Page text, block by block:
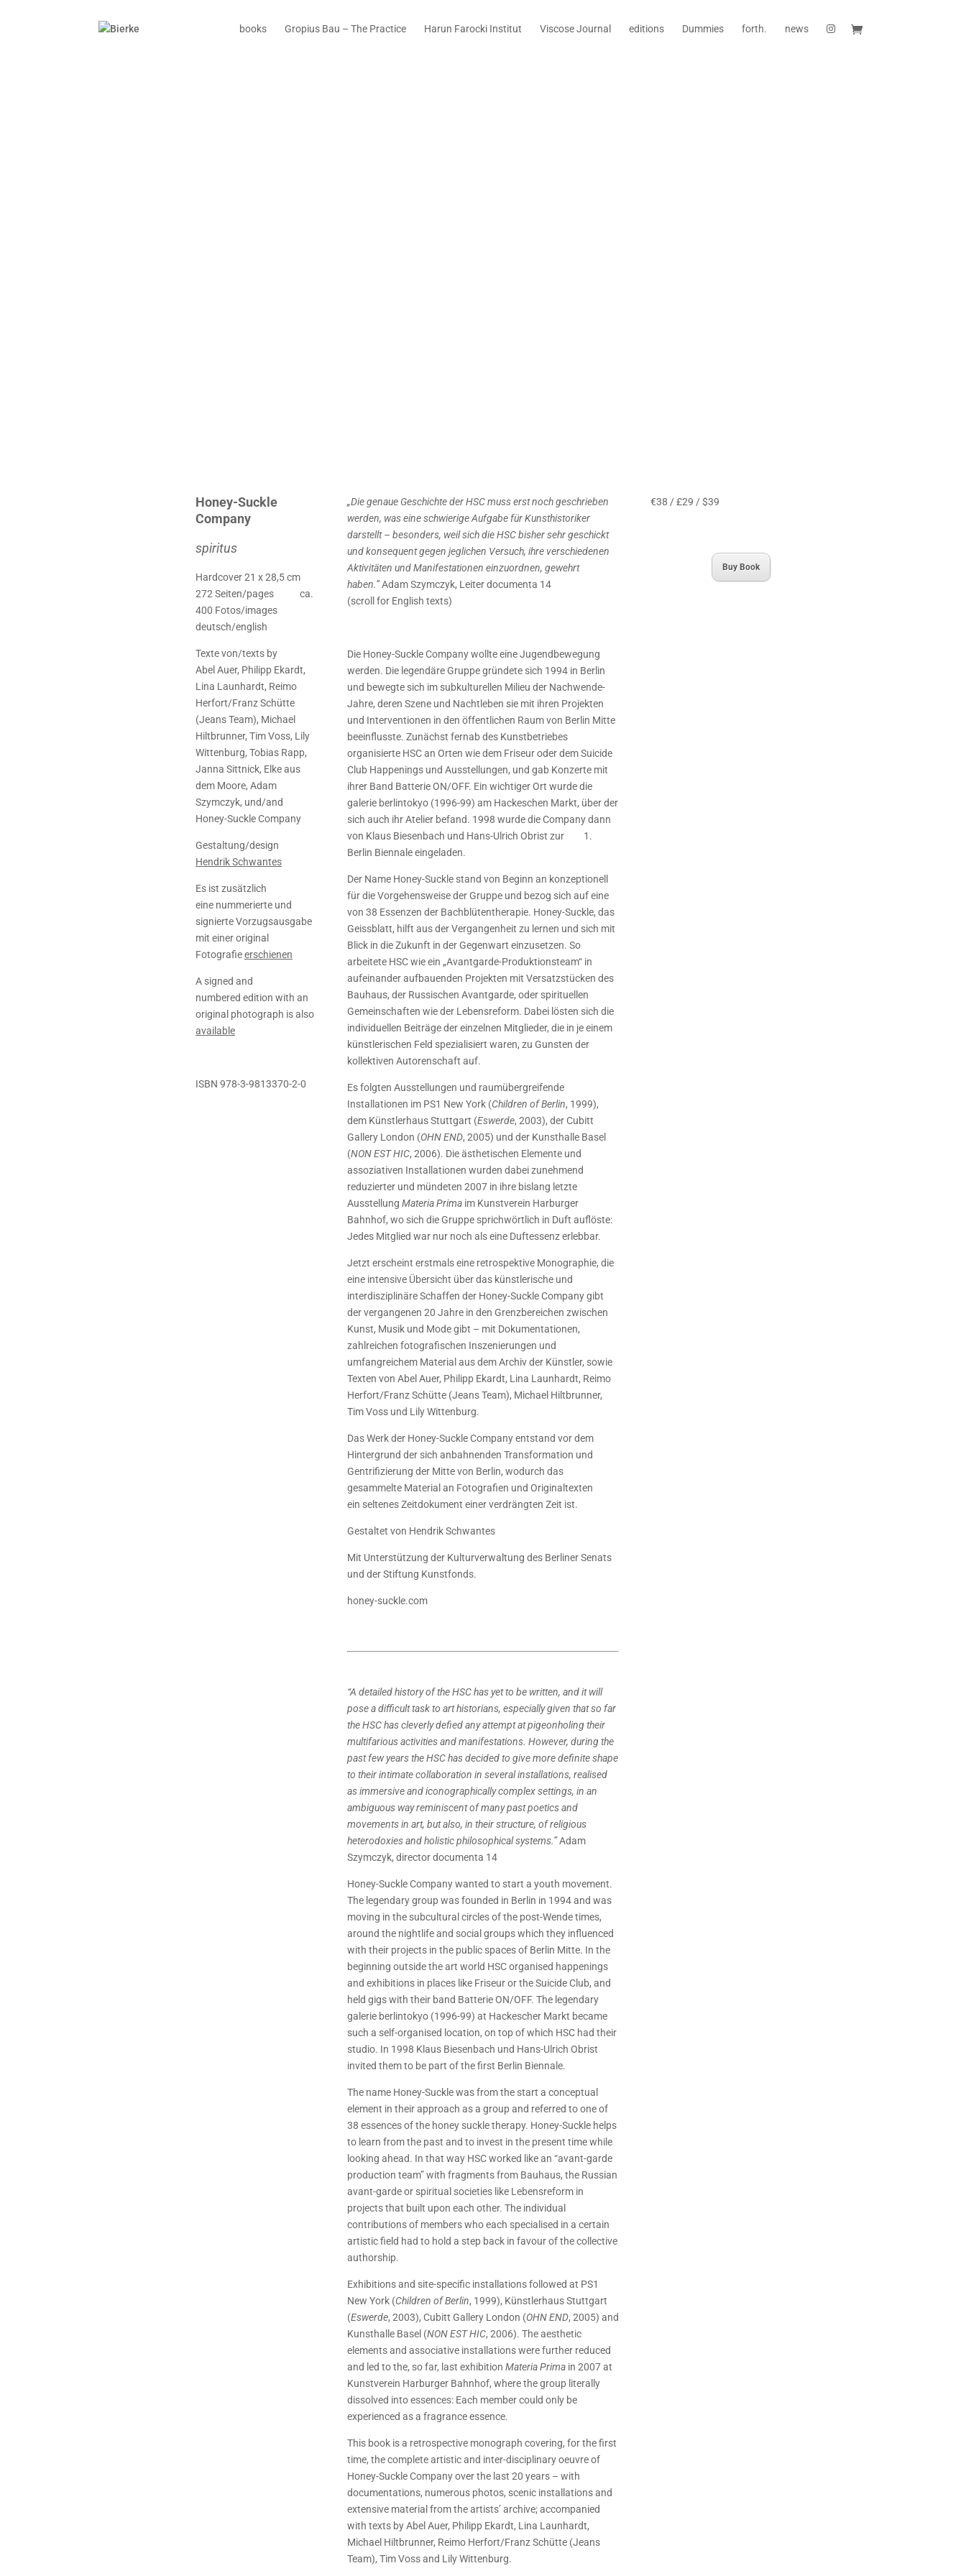
books Gropius Bau – The Practice Harun Farocki Institut Viscose Journal editions Dummies forth. news
Honey-Suckle
Company
spiritus
Hardcover21 x 28,5 cm
272 Seiten/pages ca.
400 Fotos/images
deutsch/english
Texte von/texts by
Abel Auer, Philipp Ekardt,
Lina Launhardt, Reimo
Herfort/Franz Schütte
(Jeans Team), Michael
Hiltbrunner, Tim Voss, Lily
Wittenburg, Tobias Rapp,
Janna Sittnick, Elke aus
dem Moore, Adam
Szymczyk, und/and
Honey-Suckle Company
Gestaltung/design
Hendrik Schwantes
Es ist zusätzlich
eine nummerierte und
signierte Vorzugsausgabe
mit einer original
Fotografieerschienen
A signed and
numbered edition with an
original photograph is also
available
ISBN 978-3-9813370-2-0
„Die genaue Geschichte der HSC muss erst noch geschrieben
werden, was eine schwierige Aufgabe für Kunsthistoriker
darstellt – besonders, weil sich die HSC bisher sehr geschickt
und konsequent gegen jeglichen Versuch, ihre verschiedenen
Aktivitäten und Manifestationen einzuordnen, gewehrt
haben.”Adam Szymczyk, Leiter documenta 14
(scroll for English texts)
Die Honey-Suckle Company wollte eine Jugendbewegung
werden. Die legendäre Gruppe gründete sich 1994 in Berlin
und bewegte sich im subkulturellen Milieu der Nachwende-
Jahre, deren Szene und Nachtleben sie mit ihren Projekten
und Interventionen in den öffentlichen Raum von Berlin Mitte
beeinflusste. Zunächst fernab des Kunstbetriebes
organisierte HSC an Orten wie dem Friseur oder dem Suicide
Club Happenings und Ausstellungen, und gab Konzerte mit
ihrer Band Batterie ON/OFF. Ein wichtiger Ort wurde die
galerie berlintokyo (1996-99) am Hackeschen Markt, über der
sich auch ihr Atelier befand. 1998 wurde die Company dann
von Klaus Biesenbach und Hans-Ulrich Obrist zur 1.
Berlin Biennale eingeladen.
Der Name Honey-Suckle stand von Beginn an konzeptionell
für die Vorgehensweise der Gruppe und bezog sich auf eine
von 38 Essenzen der Bachblütentherapie. Honey-Suckle, das
Geissblatt, hilft aus der Vergangenheit zu lernen und sich mit
Blick in die Zukunft in der Gegenwart einzusetzen. So
arbeitete HSC wie ein „Avantgarde-Produktionsteam“ in
aufeinander aufbauenden Projekten mit Versatzstücken des
Bauhaus, der Russischen Avantgarde, oder spirituellen
Gemeinschaften wie der Lebensreform. Dabei lösten sich die
individuellen Beiträge der einzelnen Mitglieder, die in je einem
künstlerischen Feld spezialisiert waren, zu Gunsten der
kollektiven Autorenschaft auf.
Es folgten Ausstellungen und raumübergreifende
Installationen im PS1 New York (Children of Berlin, 1999),
dem Künstlerhaus Stuttgart (Eswerde, 2003), der Cubitt
Gallery London (OHN END, 2005) und der Kunsthalle Basel
(NON EST HIC, 2006). Die ästhetischen Elemente und
assoziativen Installationen wurden dabei zunehmend
reduzierter und mündeten 2007 in ihre bislang letzte
Ausstellung Materia Prima im Kunstverein Harburger
Bahnhof, wo sich die Gruppe sprichwörtlich in Duft auflöste:
Jedes Mitglied war nur noch als eine Duftessenz erlebbar.
Jetzt erscheint erstmals eine retrospektive Monographie, die
eine intensive Übersicht über das künstlerische und
interdisziplinäre Schaffen der Honey-Suckle Company gibt
der vergangenen 20 Jahre in den Grenzbereichen zwischen
Kunst, Musik und Mode gibt – mit Dokumentationen,
zahlreichen fotografischen Inszenierungen und
umfangreichem Material aus dem Archiv der Künstler, sowie
Texten von Abel Auer, Philipp Ekardt, Lina Launhardt, Reimo
Herfort/Franz Schütte (Jeans Team), Michael Hiltbrunner,
Tim Voss und Lily Wittenburg.
Das Werk der Honey-Suckle Company entstand vor dem
Hintergrund der sich anbahnenden Transformation und
Gentrifizierung der Mitte von Berlin, wodurch das
gesammelte Material an Fotografien und Originaltexten
ein seltenes Zeitdokument einer verdrängten Zeit ist.
Gestaltet von Hendrik Schwantes
Mit Unterstützung der Kulturverwaltung des Berliner Senats
und der Stiftung Kunstfonds.
honey-suckle.com
“A detailed history of the HSC has yet to be written, and it will
pose a difficult task to art historians, especially given that so far
the HSC has cleverly defied any attempt at pigeonholing their
multifarious activities and manifestations. However, during the
past few years the HSC has decided to give more definite shape
to their intimate collaboration in several installations, realised
as immersive and iconographically complex settings, in an
ambiguous way reminiscent of many past poetics and
movements in art, but also, in their structure, of religious
heterodoxies and holistic philosophical systems.”Adam
Szymczyk, director documenta 14
Honey-Suckle Company wanted to start a youth movement.
The legendary group was founded in Berlin in 1994 and was
moving in the subcultural circles of the post-Wende times,
around the nightlife and social groups which they influenced
with their projects in the public spaces of Berlin Mitte. In the
beginning outside the art world HSC organised happenings
and exhibitions in places like Friseur or the Suicide Club, and
held gigs with their band Batterie ON/OFF. The legendary
galerie berlintokyo (1996-99) at Hackescher Markt became
such a self-organised location, on top of which HSC had their
studio. In 1998 Klaus Biesenbach und Hans-Ulrich Obrist
invited them to be part of the first Berlin Biennale.
The name Honey-Suckle was from the start a conceptual
element in their approach as a group and referred to one of
38 essences of the honey suckle therapy. Honey-Suckle helps
to learn from the past and to invest in the present time while
looking ahead. In that way HSC worked like an “avant-garde
production team” with fragments from Bauhaus, the Russian
avant-garde or spiritual societies like Lebensreform in
projects that built upon each other. The individual
contributions of members who each specialised in a certain
artistic field had to hold a step back in favour of the collective
authorship.
Exhibitions and site-specific installations followed at PS1
New York (Children of Berlin, 1999), Künstlerhaus Stuttgart
(Eswerde, 2003), Cubitt Gallery London (OHN END, 2005) and
Kunsthalle Basel (NON EST HIC, 2006). The aesthetic
elements and associative installations were further reduced
and led to the, so far, last exhibition Materia Prima in 2007 at
Kunstverein Harburger Bahnhof, where the group literally
dissolved into essences: Each member could only be
experienced as a fragrance essence.
This book is a retrospective monograph covering, for the first
time, the complete artistic and inter-disciplinary oeuvre of
Honey-Suckle Company over the last 20 years – with
documentations, numerous photos, scenic installations and
extensive material from the artists’ archive; accompanied
with texts by Abel Auer, Philipp Ekardt, Lina Launhardt,
Michael Hiltbrunner, Reimo Herfort/Franz Schütte (Jeans
Team), Tim Voss and Lily Wittenburg.
€38 / £29 / $39
Buy Book